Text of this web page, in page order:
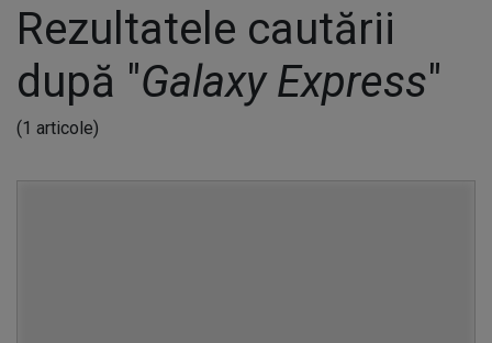
Rezultatele cautării
după "Galaxy Express"
(1 articole)